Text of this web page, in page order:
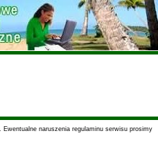
naruszenia regulaminu serwisu prosimy